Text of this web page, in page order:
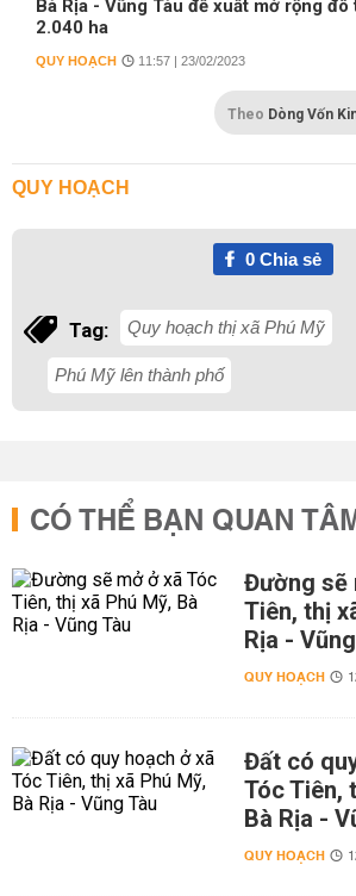
Bà Rịa - Vũng Tàu đề xuất mở rộng
2.040 ha
QUY HOẠCH 11:57 | 23/02/2023
Theo Dòng Vốn
QUY HOẠCH
0Chia sẻ
Tag: Quy hoạch thị xã Phú Mỹ
Phú Mỹ lên thành phố
CÓ THỂ BẠN QUAN
Đường sẽ
Tiên, thị
Rịa -
QUY HOẠCH
Đất có
Tóc Tiên,
Bà Rịa -
QUY HOẠCH